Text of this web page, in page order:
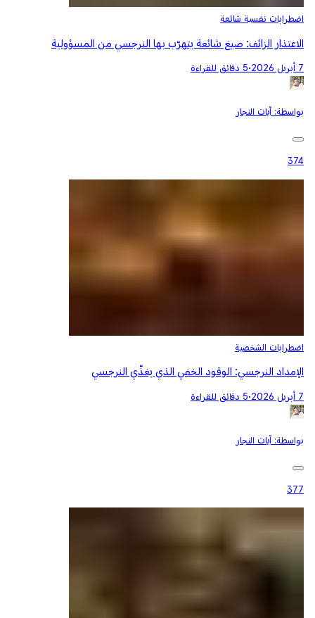
اضطرابات نفسية شائعة
الاعتذار الزائف: صيغ شائعة يتهرّب بها النرجسي من المسؤولية
7 أبريل 2026 •5 دقائق للقراءة
بواسطة: آيات النجار
374
اضطرابات الشخصية
الإمداد النرجسي: الوقود الخفي الذي يغذّي النرجسي
7 أبريل 2026 •5 دقائق للقراءة
بواسطة: آيات النجار
377